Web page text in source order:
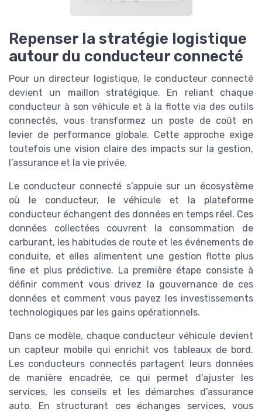
Repenser la stratégie logistique
autour du conducteur connecté
Pour un directeur logistique, le conducteur connecté
devient un maillon stratégique. En reliant chaque
conducteur à son véhicule et à la flotte via des outils
connectés, vous transformez un poste de coût en
levier de performance globale. Cette approche exige
toutefois une vision claire des impacts sur la gestion,
l’assurance et la vie privée.
Le conducteur connecté s’appuie sur un écosystème
où le conducteur, le véhicule et la plateforme
conducteur échangent des données en temps réel. Ces
données collectées couvrent la consommation de
carburant, les habitudes de route et les événements de
conduite, et elles alimentent une gestion flotte plus
fine et plus prédictive. La première étape consiste à
définir comment vous drivez la gouvernance de ces
données et comment vous payez les investissements
technologiques par les gains opérationnels.
Dans ce modèle, chaque conducteur véhicule devient
un capteur mobile qui enrichit vos tableaux de bord.
Les conducteurs connectés partagent leurs données
de manière encadrée, ce qui permet d’ajuster les
services, les conseils et les démarches d’assurance
auto. En structurant ces échanges services, vous